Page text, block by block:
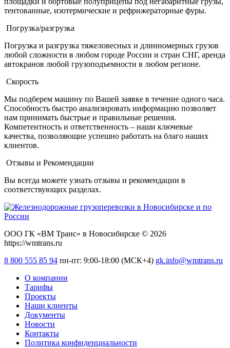
тентованные, изотермические и рефрижераторные фуры.
Погрузка/разгрузка
Погрузка и разгрузка тяжеловесных и длинномерных грузов
любой сложности в любом городе России и стран СНГ, аренда
автокранов любой грузоподъемности в любом регионе.
Скорость
Мы подберем машину по Вашей заявке в течение одного часа.
Способность быстро анализировать информацию позволяет
нам принимать быстрые и правильные решения.
Компетентность и ответственность – наши ключевые
качества, позволяющие успешно работать на благо наших
клиентов.
Отзывы и Рекомендации
Вы всегда можете узнать отзывы и рекомендации в
соответствующих разделах.
ООО ГК «ВМ Транс» в Новосибирске © 2026
https://wmtrans.ru
8 800 555 85 94 пн-пт: 9:00-18:00 (МСК+4) gk.info@wmtrans.ru
О компании
Тарифы
Проекты
Наши клиенты
Документы
Новости
Контакты
Политика конфиденциальности